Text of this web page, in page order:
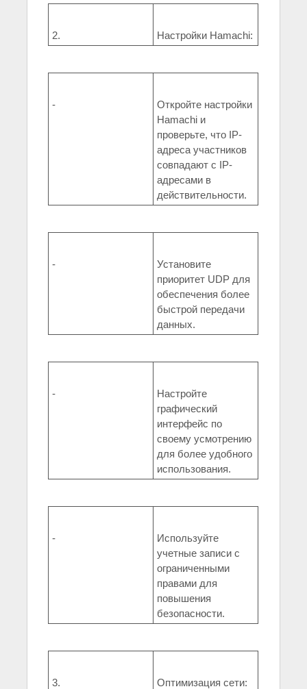
2. Настройки Hamachi:
-
Откройте настройки
Hamachi и
проверьте, что IP-
адреса участников
совпадают с IP-
адресами в
действительности.
-
Установите
приоритет UDP для
обеспечения более
быстрой передачи
данных.
-
Настройте
графический
интерфейс по
своему усмотрению
для более удобного
использования.
-
Используйте
учетные записи с
ограниченными
правами для
повышения
безопасности.
3. Оптимизация сети: